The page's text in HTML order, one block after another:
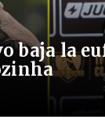
baja la